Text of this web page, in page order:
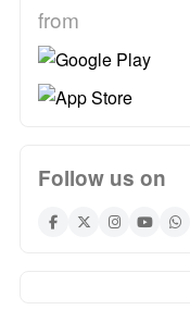
from
Follow us on